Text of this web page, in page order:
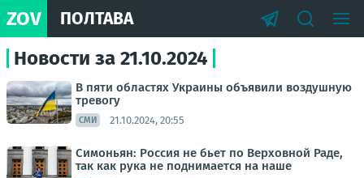
ZOV ПОЛТАВА
Новости за 21.10.2024
В пяти областях Украины объявили воздушную
тревогу
СМИ 21.10.2024, 20:55
Симоньян: Россия не бьет по Верховной Раде,
так как рука не поднимается на наше